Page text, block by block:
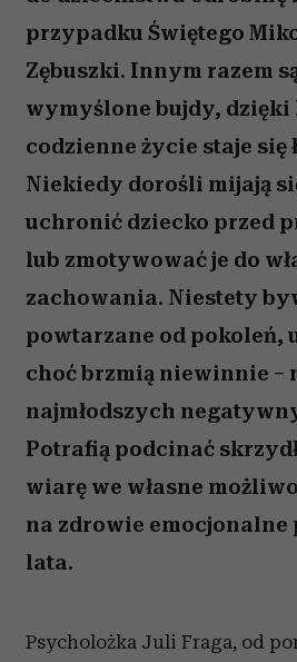
przypadku Świętego
Zębuszki. Innym razem
wymyślone bujdy,
codzienne życie staje się
Niekiedy dorośli mijają
uchronić dziecko przed
lub zmotywować je do
zachowania. Niestety
powtarzane od pokoleń,
choć brzmią niewinnie –
najmłodszych
Potrafią podcinać
wiarę we własne
na zdrowie emocjonalne
lata.
Psycholożka Juli Fraga, od